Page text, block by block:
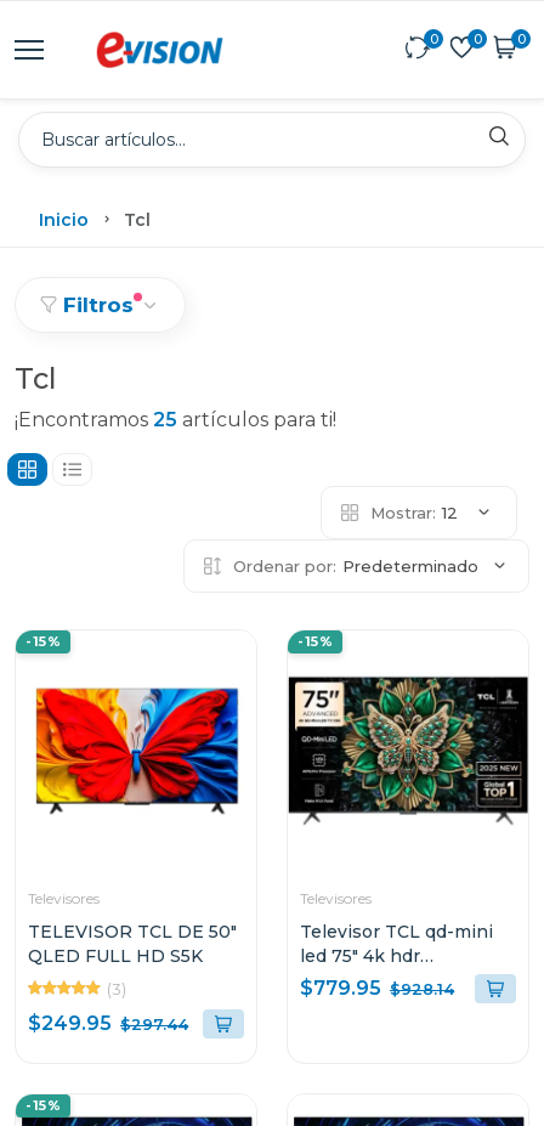
0 0 0
Inicio Tcl
Filtros
Tcl
¡Encontramos 25 artículos para ti!
Mostrar: 12
Ordenar por: Predeterminado
-15%
Televisores
TELEVISOR TCL DE 50"
QLED FULL HD S5K
(3)
$249.95 $297.44
-15%
Televisores
Televisor TCL qd-mini
led 75" 4k hdr
procesador aipq pro
144hz c6k
$779.95 $928.14
-15%